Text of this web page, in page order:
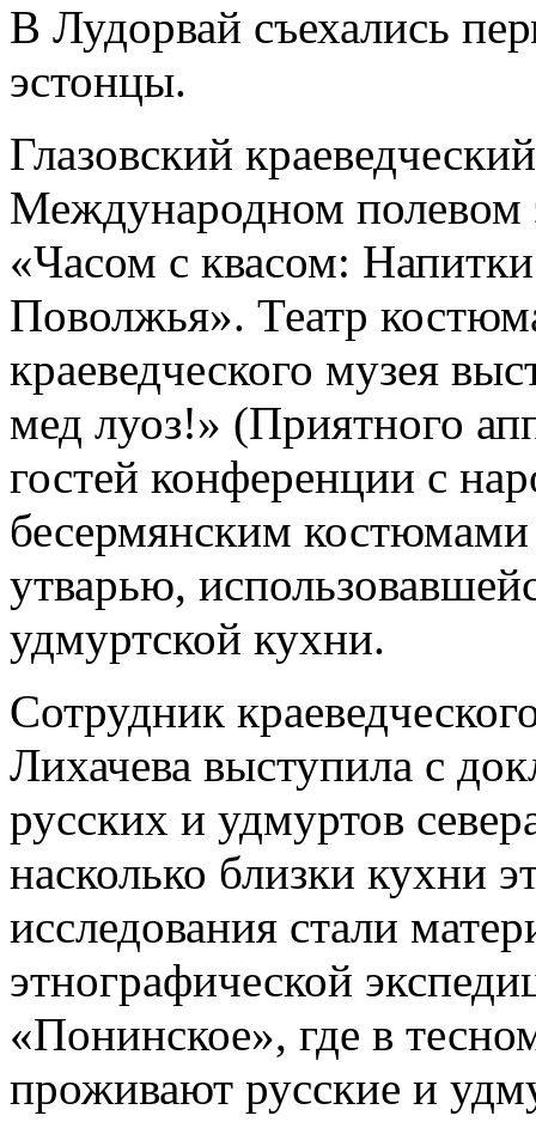
В Лудорвай съехались
эстонцы.
Глазовский
Международном полевом
«Часом с квасом:
Поволжья». Театр
краеведческого музея
мед луоз!» (Приятного
гостей конференции с
бесермянским
утварью,
удмуртской кухни.
Сотрудник
Лихачева выступила с
русских и удмуртов
насколько близки кухни
исследования стали
этнографической
«Понинское», где в
проживают русские и